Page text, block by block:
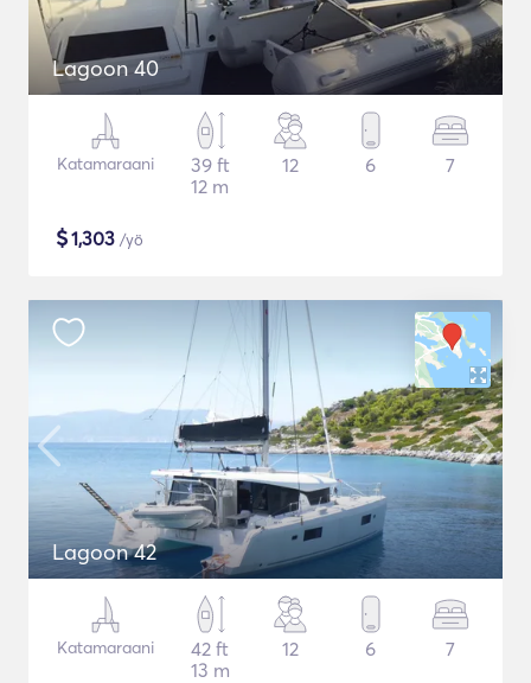
Lagoon 40
Katamaraani
39 ft
12 m
12 6 7
$1,303 /yö
Lagoon 42
Katamaraani
42 ft
13 m
12 6 7